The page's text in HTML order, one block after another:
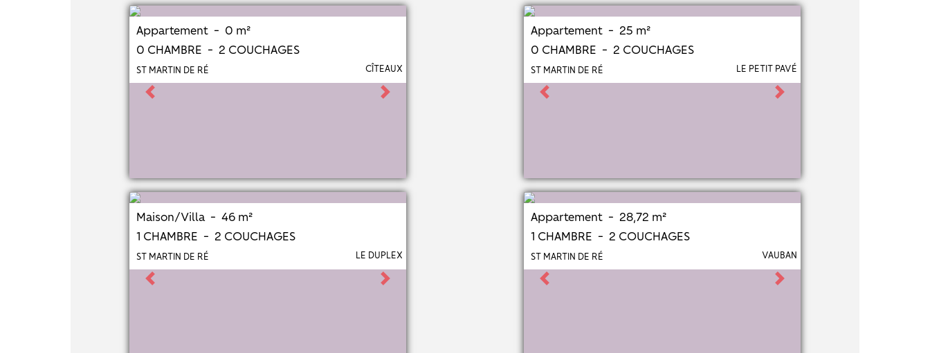
Appartement - 0 m²
0 CHAMBRE - 2 COUCHAGES
ST MARTIN DE RÉ CÎTEAUX
Previous Next
Appartement - 25 m²
0 CHAMBRE - 2 COUCHAGES
ST MARTIN DE RÉ LE PETIT PAVÉ
Previous Next
Maison/Villa - 46 m²
1 CHAMBRE - 2 COUCHAGES
ST MARTIN DE RÉ LE DUPLEX
Previous Next
Appartement - 28,72 m²
1 CHAMBRE - 2 COUCHAGES
ST MARTIN DE RÉ VAUBAN
Previous Next